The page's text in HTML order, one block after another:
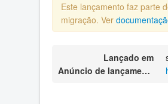
Este lançamento faz parte
migração. Ver
Lançado em
Anúncio de lançamento